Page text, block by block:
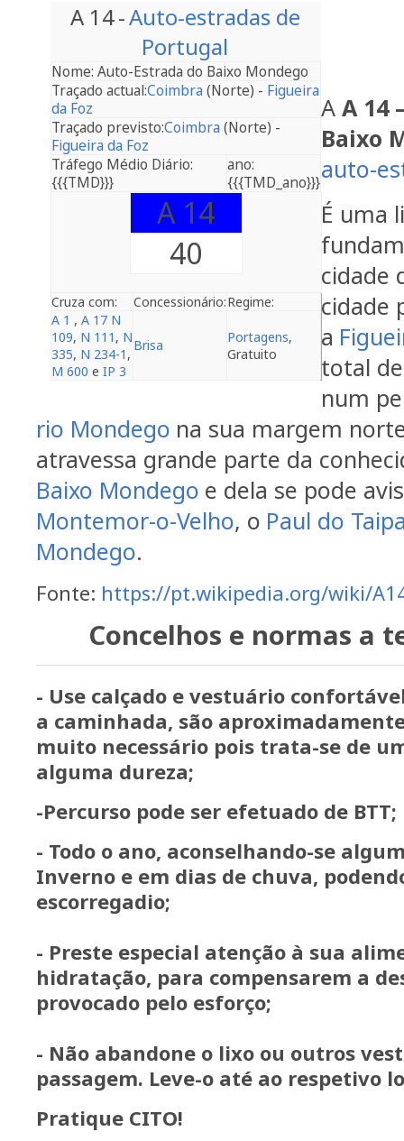
A 14-Auto-estradas de
Portugal
Nome: Auto-Estrada do Baixo Mondego
Traçado actual:Coimbra (Norte) - Figueira
da Foz
Traçado previsto:Coimbra (Norte) -
Figueira da Foz
Tráfego Médio Diário:
{{{TMD}}}
ano:
{{{TMD_ano}}}
A 14
40
Cruza com: Concessionário:Regime:
A 1 , A 17 N
109, N 111 , N
335, N 234-1 ,
M 600 e IP 3
Brisa Portagens,
Gratuito
A A 14
Baixo
auto-
É uma
cidade
cidade
a
total
num
rio Mondego na sua margem
atravessa grande parte da
Baixo Mondego e dela se pode
Montemor-o-Velho, o Paul do
Mondego.
Fonte: https://pt.wikipedia.org/wiki/
Concelhos e normas a
- Use calçado e vestuário
a caminhada, são
muito necessário pois trata-se de
alguma dureza;
-Percurso pode ser efetuado de BTT;
- Todo o ano, aconselhando-se
Inverno e em dias de chuva,
escorregadio;
- Preste especial atenção à sua
hidratação, para compensarem a
provocado pelo esforço;
- Não abandone o lixo ou outros
passagem. Leve-o até ao respetivo
Pratique CITO!